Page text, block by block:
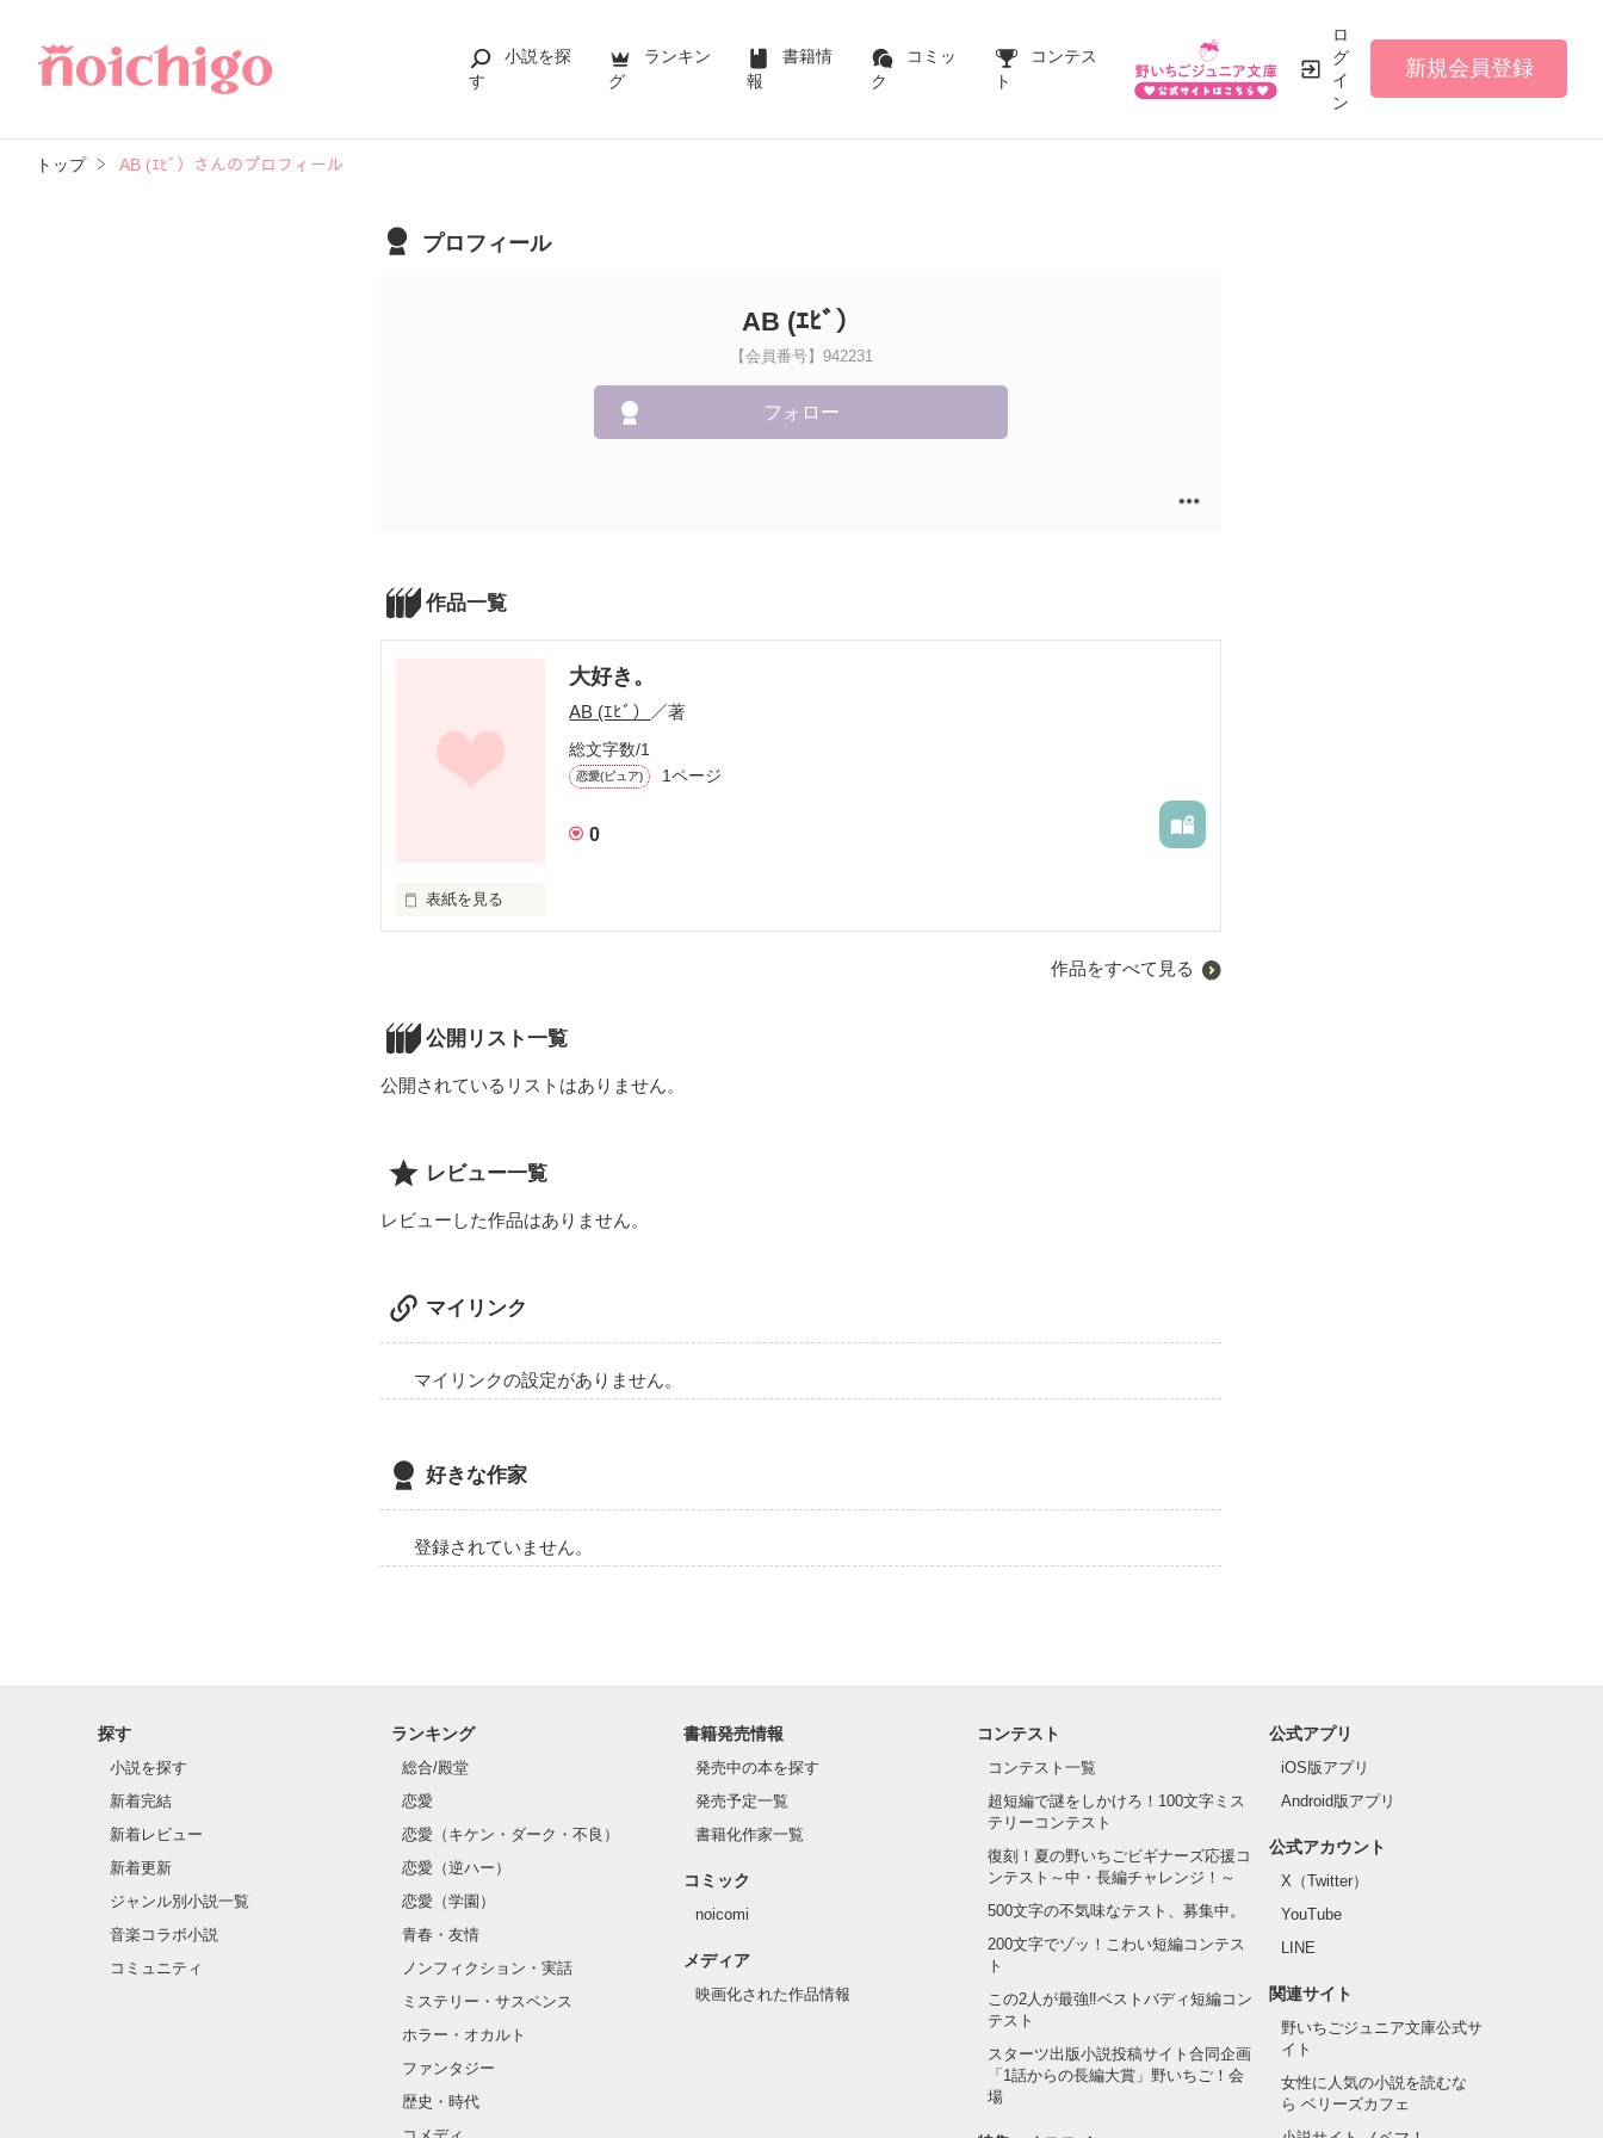
小説を探
す
ランキン
グ
書籍情
報
コミッ
ク
コンテス
ト
ロ
グ
イ
ン
新規会員登録
トップ AB (ｴﾋﾞ）さんのプロフィール
プロフィール
AB (ｴﾋﾞ）
【会員番号】942231
フォロー
作品一覧
大好き。
AB (ｴﾋﾞ） ／著
総文字数/1
恋愛(ピュア) 1ページ
0
表紙を見る
作品をすべて見る
公開リスト一覧
公開されているリストはありません。
レビュー一覧
レビューした作品はありません。
マイリンク
マイリンクの設定がありません。
好きな作家
登録されていません。
探す
小説を探す
新着完結
新着レビュー
新着更新
ジャンル別小説一覧
音楽コラボ小説
コミュニティ
ランキング
総合/殿堂
恋愛
恋愛（キケン・ダーク・不良）
恋愛（逆ハー）
恋愛（学園）
青春・友情
ノンフィクション・実話
ミステリー・サスペンス
ホラー・オカルト
ファンタジー
歴史・時代
書籍発売情報
発売中の本を探す
発売予定一覧
書籍化作家一覧
コミック
noicomi
メディア
映画化された作品情報
コンテスト
コンテスト一覧
超短編で謎をしかけろ！100文字ミス
テリーコンテスト
復刻！夏の野いちごビギナーズ応援コ
ンテスト～中・長編チャレンジ！～
500文字の不気味なテスト、募集中。
200文字でゾッ！こわい短編コンテス
ト
この2人が最強‼ベストバディ短編コン
テスト
スターツ出版小説投稿サイト合同企画
「1話からの長編大賞」野いちご！会
場
公式アプリ
iOS版アプリ
Android版アプリ
公式アカウント
X（Twitter）
YouTube
LINE
関連サイト
野いちごジュニア文庫公式サ
イト
女性に人気の小説を読むな
ら ベリーズカフェ